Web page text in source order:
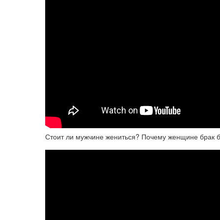
Стоит ли мужчине жениться? Почему женщине брак